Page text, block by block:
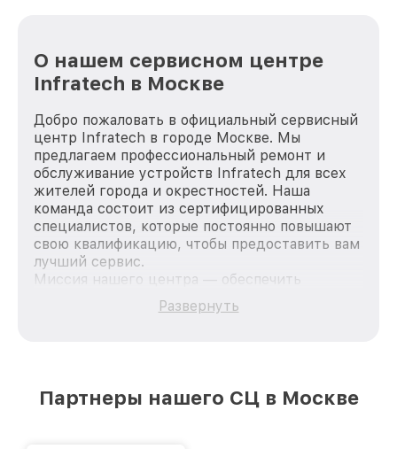
О нашем сервисном центре
Infratech в Москве
Добро пожаловать в официальный сервисный
центр Infratech в городе Москве. Мы
предлагаем профессиональный ремонт и
обслуживание устройств Infratech для всех
жителей города и окрестностей. Наша
команда состоит из сертифицированных
специалистов, которые постоянно повышают
свою квалификацию, чтобы предоставить вам
лучший сервис.
Миссия нашего центра — обеспечить
качественный и доступный ремонт для
каждого пользователя продукции Infratech,
лучшим сервисным центром Infratech в
Развернуть
Партнеры нашего СЦ в Москве